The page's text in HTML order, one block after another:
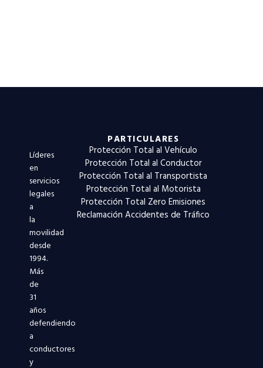
Líderes
en
servicios
legales
a
la
movilidad
desde
1994.
Más
de
31
años
defendiendo
a
conductores
y
PARTICULARES
Protección Total al Vehículo
Protección Total al Conductor
Protección Total al Transportista
Protección Total al Motorista
Protección Total Zero Emisiones
Reclamación Accidentes de Tráfico